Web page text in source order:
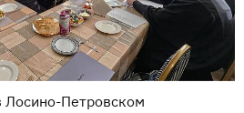
Лосино-Петровском